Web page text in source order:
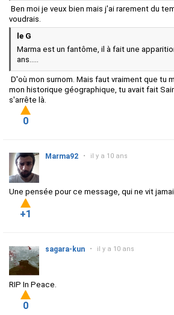
Ben moi je veux bien mais j'ai rarement du
voudrais.
le G
Marma est un fantôme, il à fait une
ans.....
D'où mon surnom. Mais faut vraiment que tu
mon historique géographique, tu avait fait
s'arrête là.
0
Marma92 • il y a 10 ans
Une pensée pour ce message, qui ne vit
+1
sagara-kun • il y a 10 ans
RIP In Peace.
0